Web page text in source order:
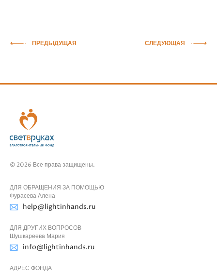
ПРЕДЫДУЩАЯ СЛЕДУЮЩАЯ
© 2026 Все права защищены.
ДЛЯ ОБРАЩЕНИЯ ЗА ПОМОЩЬЮ
Фурасева Алена
help@lightinhands.ru
ДЛЯ ДРУГИХ ВОПРОСОВ
Шушкареева Мария
info@lightinhands.ru
АДРЕС ФОНДА